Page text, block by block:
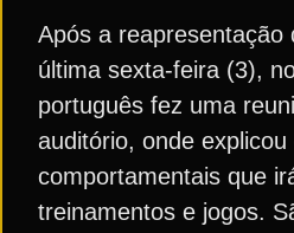
Após a reapresentação
última sexta-feira (3),
português fez uma
auditório, onde
comportamentais que
treinamentos e jogos.